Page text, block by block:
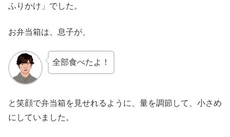
ふりかけ」でした。
お弁当箱は、息子が、
全部食べたよ！
と笑顔で弁当箱を見せれるように、量を調節して、小さめ
にしていました。